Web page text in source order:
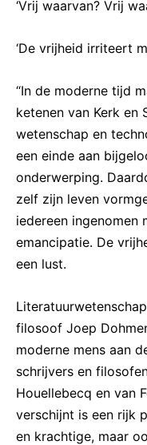
‘Vrij waarvan? Vrij
‘De vrijheid irriteert
“In de moderne tijd
ketenen van Kerk en
wetenschap en
een einde aan
onderwerping.
zelf zijn leven
iedereen ingenomen
emancipatie. De
een lust.
filosoof Joep
moderne mens aan
schrijvers en
Houellebecq en van
verschijnt is een rijk
en krachtige, maar